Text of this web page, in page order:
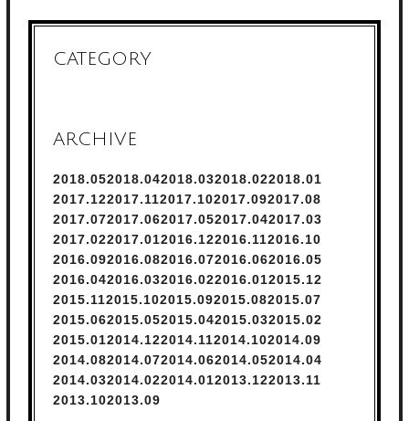
のスタイルです♪
CATEGORY
ARCHIVE
2018. 52018. 42018. 32018. 22018.
1
2017.122017.112017.102017. 92017.
8
2017.
72017. 62017. 52017. 42017.
3
2017.
22017. 12016.122016.112016.10
2016.
92016. 82016. 72016. 62016.
5
2016.
42016. 32016. 22016. 12015.12
2015.112015.102015. 92015. 82015.
7
2015.
62015. 52015. 42015. 32015.
2
2015.
12014.122014.112014.102014.
9
2014.
82014. 72014. 62014. 52014.
4
2014.
32014. 22014. 12013.122013.11
2013.102013. 9